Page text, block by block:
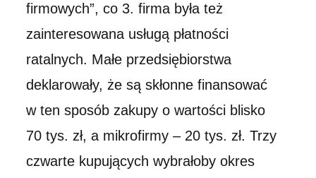
firmowych”, co 3. firma była też
zainteresowana usługą płatności
ratalnych. Małe przedsiębiorstwa
deklarowały, że są skłonne finansować
w ten sposób zakupy o wartości blisko
70 tys. zł, a mikrofirmy – 20 tys. zł. Trzy
czwarte kupujących wybrałoby okres